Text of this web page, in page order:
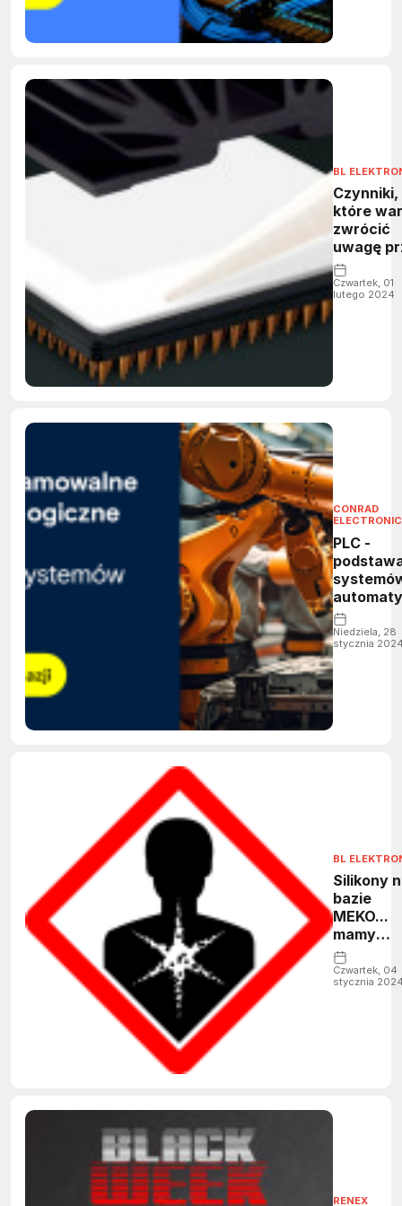
BL
Czynniki,
które
zwrócić
uwagę
doborze
Czwartek, 01
lutego 2024
CONRAD
ELECTRONIC
PLC -
Niedziela, 28
stycznia
BL
Silikony
bazie
MEKO...
mamy
dla
Czwartek, 04
stycznia
RENEX